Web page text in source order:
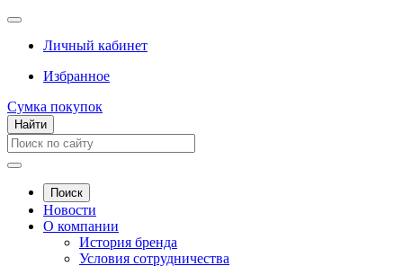
Личный кабинет
Избранное
Сумка покупок
Найти
Поиск
Новости
О компании
История бренда
Условия сотрудничества